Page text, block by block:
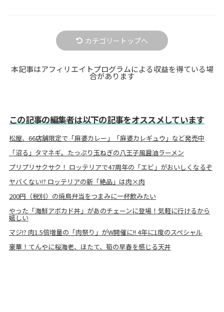
カテゴリートップへ
本記事はアフィリエイトプログラムによる収益を得ている場
合があります
この記事の編集者は以下の記事をオススメしています
松屋、66店舗限定で「麻婆カレー」「麻婆カレギュウ」など発売中
「沼る」タマネギ。たっぷり玉ねぎの八王子風醤油ラーメン
プリプリサクサク！ ロッテリアで47周年の「エビ」がおいしくなるぞ
ヤバくない!? ロッテリアの新「絶品」は肉×肉
200円（税別）の焼鳥弁当をつまみに一杯飲みたい
やった「海鮮アボカド丼」があのチェーンに登場！気軽に行けるから
嬉しい
マジ!? 肉1.5倍増量の「肉祭り」がW開催に!! 4年に1度のスペシャル
豪華！てんやに桜海老、ほたて、筍の早春を感じる天丼